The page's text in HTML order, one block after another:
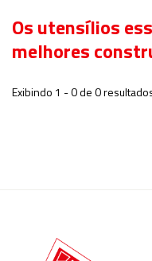
Os utensílios
melhores
Exibindo 1 - 0 de 0